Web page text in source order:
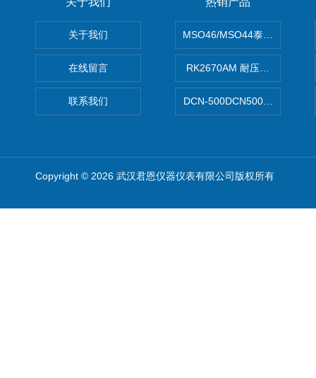
关于我们
在线留言
联系我们
MSO46/MSO44泰克
RK2670AM 耐压测试仪
DCN-500DCN500资料收集器
Copyright © 2026 武汉君恩仪器仪表有限公司版权所有